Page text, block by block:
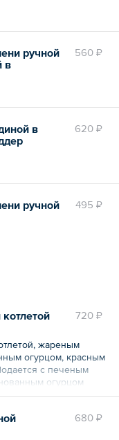
560 ₽
ручной
в
620 ₽
в
495 ₽
ручной
720 ₽
жареным
огурцом, красным
с печеным
огурцом
680 ₽